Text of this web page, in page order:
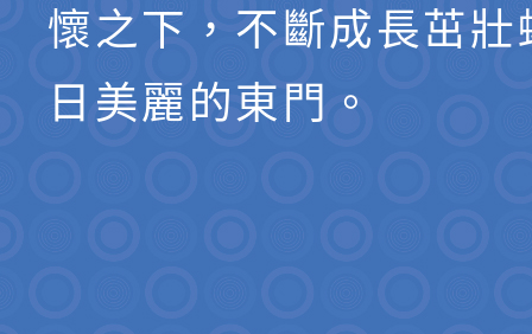
懷之下，不斷成長茁壯
日美麗的東門。